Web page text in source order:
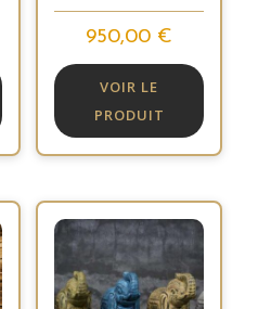
950,00 €
VOIR LE
PRODUIT